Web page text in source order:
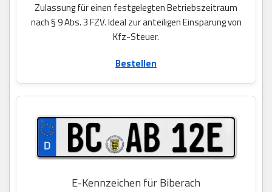
Zulassung für einen festgelegten Betriebszeitraum
nach § 9 Abs. 3 FZV. Ideal zur anteiligen Einsparung von
Kfz-Steuer.
Bestellen
E-Kennzeichen für Biberach